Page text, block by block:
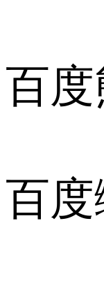
百
百度